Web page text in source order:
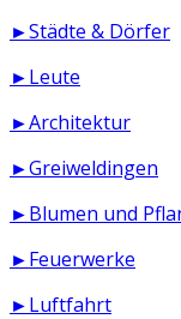
►Städte & Dörfer
►Leute
►Architektur
►Greiweldingen
►Blumen und
►Feuerwerke
►Luftfahrt